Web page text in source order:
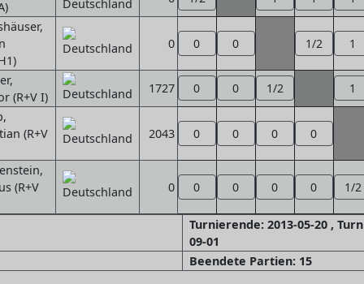
0 0 0 1/2 1
(R+V I)
1727 0 0 1/2
1
(R+V
2043 0 0 0 0
(R+V
0 0 0 0 0 1/2
Turnierende: 2013-05-20 ,
09-01
Beendete Partien: 15